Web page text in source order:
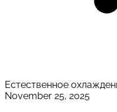
Естественное
окон для жаркого Дубая
November 25, 2025